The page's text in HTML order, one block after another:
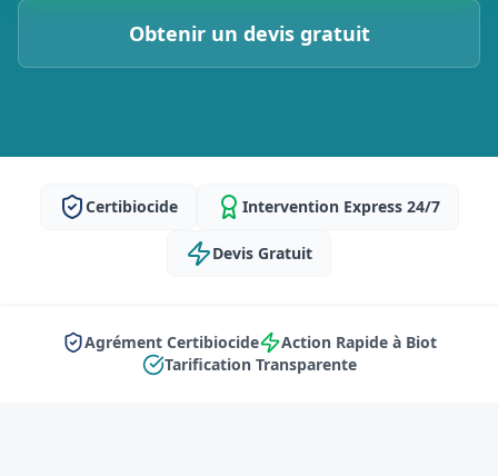
Obtenir un devis gratuit
Certibiocide Intervention Express 24/7
Devis Gratuit
Agrément Certibiocide
Action Rapide à Biot
Tarification Transparente